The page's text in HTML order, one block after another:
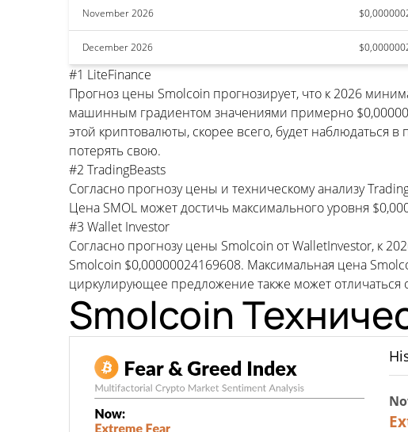
November 2026
December 2026
#1 LiteFinance
Прогноз цены Smolcoin прогнозирует, что к 2026
машинным градиентом значениями примерно
этой криптовалюты, скорее всего, будет наблюдаться
потерять свою.
#2 TradingBeasts
Согласно прогнозу цены и техническому анализу
Цена SMOL может достичь максимального уровня
#3 Wallet Investor
Согласно прогнозу цены Smolcoin от WalletInvestor, к
Smolcoin $0,00000024169608. Максимальная цена
циркулирующее предложение также может
Smolcoin